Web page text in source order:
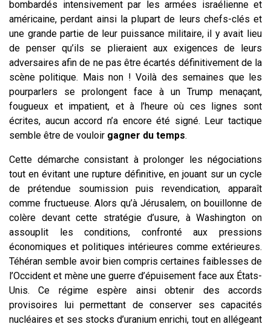
bombardés intensivement par les armées israélienne et
américaine, perdant ainsi la plupart de leurs chefs-clés et
une grande partie de leur puissance militaire, il y avait lieu
de penser qu’ils se plieraient aux exigences de leurs
adversaires afin de ne pas être écartés définitivement de la
scène politique. Mais non ! Voilà des semaines que les
pourparlers se prolongent face à un Trump menaçant,
fougueux et impatient, et à l’heure où ces lignes sont
écrites, aucun accord n’a encore été signé. Leur tactique
semble être de vouloir gagner du temps.
Cette démarche consistant à prolonger les négociations
tout en évitant une rupture définitive, en jouant sur un cycle
de prétendue soumission puis revendication, apparaît
comme fructueuse. Alors qu’à Jérusalem, on bouillonne de
colère devant cette stratégie d’usure, à Washington on
assouplit les conditions, confronté aux pressions
économiques et politiques intérieures comme extérieures.
Téhéran semble avoir bien compris certaines faiblesses de
l’Occident et mène une guerre d’épuisement face aux États-
Unis. Ce régime espère ainsi obtenir des accords
provisoires lui permettant de conserver ses capacités
nucléaires et ses stocks d’uranium enrichi, tout en allégeant